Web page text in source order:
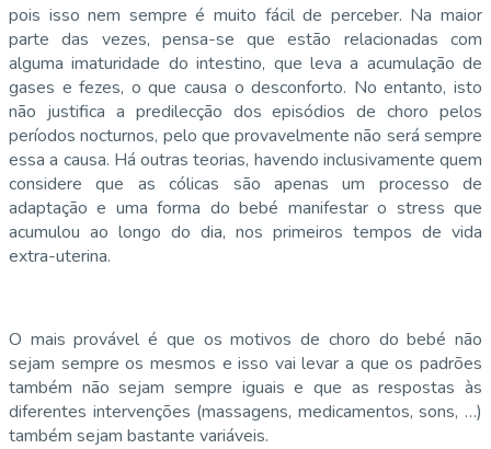
pois isso nem sempre é muito fácil de perceber. Na maior
parte das vezes, pensa-se que estão relacionadas com
alguma imaturidade do intestino, que leva a acumulação de
gases e fezes, o que causa o desconforto. No entanto, isto
não justifica a predilecção dos episódios de choro pelos
períodos nocturnos, pelo que provavelmente não será sempre
essa a causa. Há outras teorias, havendo inclusivamente quem
considere que as cólicas são apenas um processo de
adaptação e uma forma do bebé manifestar o stress que
acumulou ao longo do dia, nos primeiros tempos de vida
extra-uterina.
O mais provável é que os motivos de choro do bebé não
sejam sempre os mesmos e isso vai levar a que os padrões
também não sejam sempre iguais e que as respostas às
diferentes intervenções (massagens, medicamentos, sons, …)
também sejam bastante variáveis.